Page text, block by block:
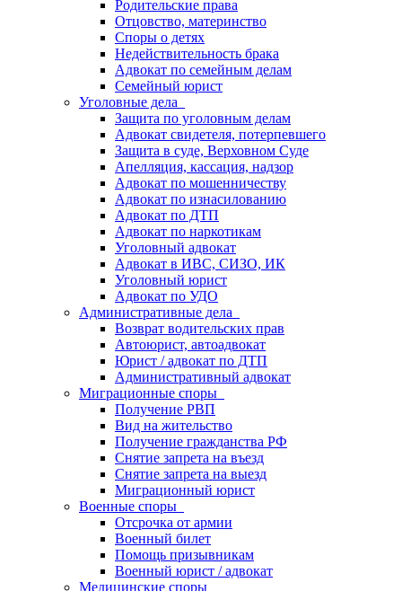
Родительские права
Отцовство, материнство
Споры о детях
Недействительность брака
Адвокат по семейным делам
Семейный юрист
Уголовные дела
Защита по уголовным делам
Адвокат свидетеля, потерпевшего
Защита в суде, Верховном Суде
Апелляция, кассация, надзор
Адвокат по мошенничеству
Адвокат по изнасилованию
Адвокат по ДТП
Адвокат по наркотикам
Уголовный адвокат
Адвокат в ИВС, СИЗО, ИК
Уголовный юрист
Адвокат по УДО
Административные дела
Возврат водительских прав
Автоюрист, автоадвокат
Юрист / адвокат по ДТП
Административный адвокат
Миграционные споры
Получение РВП
Вид на жительство
Получение гражданства РФ
Снятие запрета на въезд
Снятие запрета на выезд
Миграционный юрист
Военные споры
Отсрочка от армии
Военный билет
Помощь призывникам
Военный юрист / адвокат
Медицинские споры